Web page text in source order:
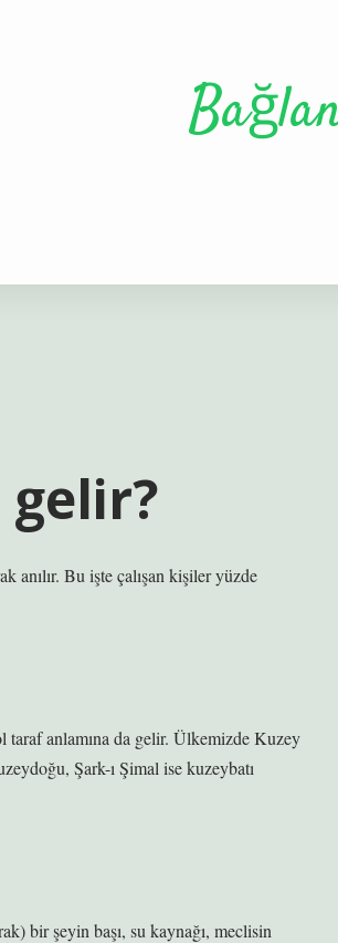
anılır. Bu işte çalışan kişiler yüzde
taraf anlamına da gelir. Ülkemizde Kuzey
Şark-ı Şimal ise kuzeybatı